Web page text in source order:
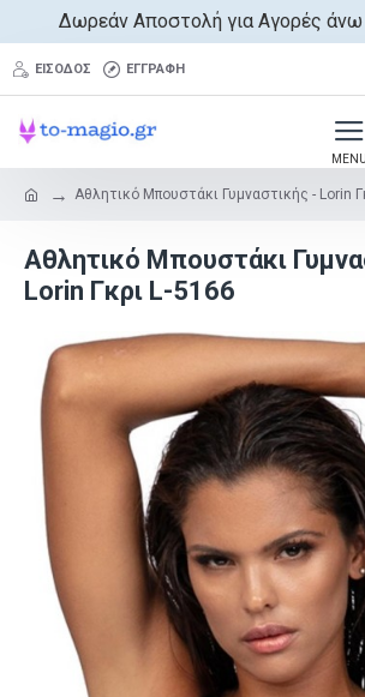
Δωρεάν Αποστολή για Αγορές
ΕΊΣΟΔΟΣ ΕΓΓΡΑΦΉ
Αθλητικό Μπουστάκι Γυμναστικής - Lorin
Αθλητικό Μπουστάκι
Lorin Γκρι L-5166